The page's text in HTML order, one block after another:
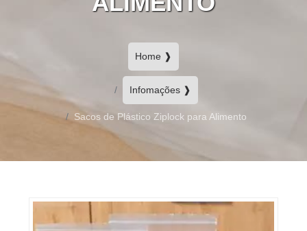
Home ❱
Infomações ❱
Sacos de Plástico Ziplock para Alimento